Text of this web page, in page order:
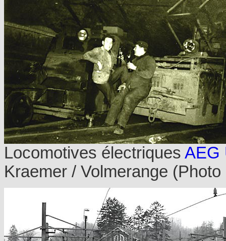
Locomotives électriques AEG
Kraemer / Volmerange